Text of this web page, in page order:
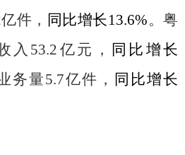
亿件， 同比增长13.6%。粤
入 53.2 亿元，
同比增长
务量5.7亿件，
同比增长